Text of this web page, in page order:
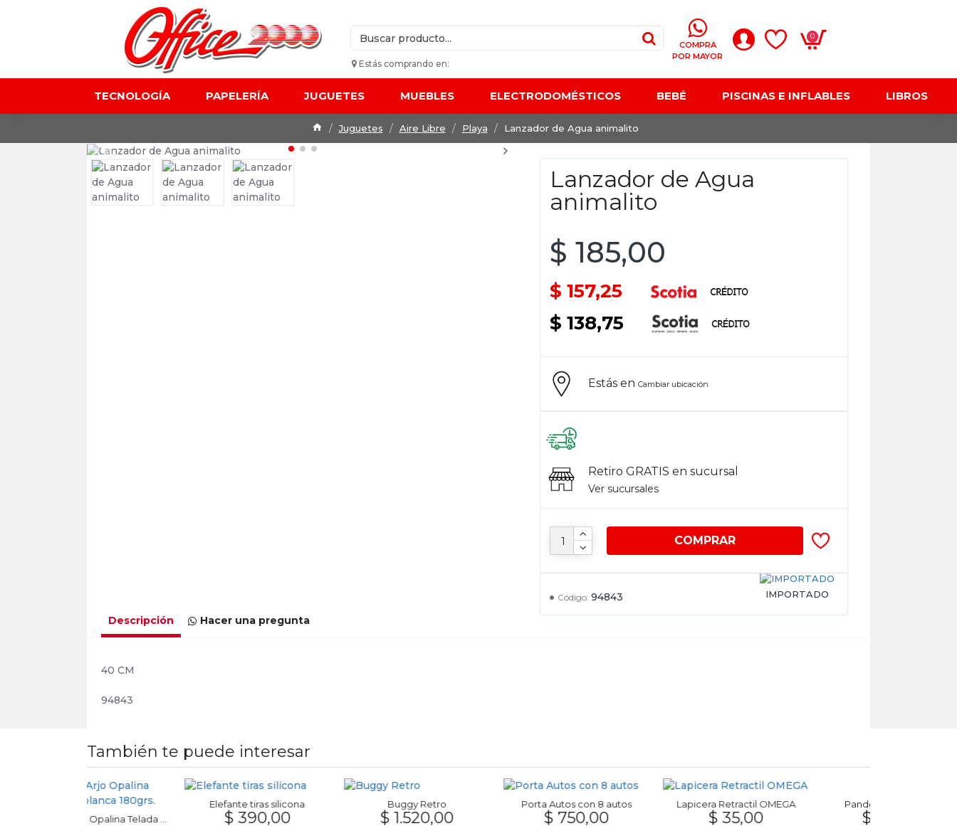
Estás comprando en:
COMPRA
POR MAYOR
0
TECNOLOGÍA PAPELERÍA JUGUETES MUEBLES ELECTRODOMÉSTICOS BEBÉ PISCINAS E INFLABLES LIBROS
Juguetes Aire Libre Playa Lanzador de Agua animalito
Lanzador de Agua
animalito
Código: 94843 IMPORTADO
$ 185,00
$ 157,25
$ 138,75
COMPRAR
Estás enCambiar ubicación
Retiro GRATIS en sucursal
Ver sucursales
Descripción Hacer una pregunta
40 CM
94843
También te puede interesar
Elefante tiras silicona
$ 390,00
Buggy Retro Porta Autos con 8 autos Lapicera Retractil OMEGA Pandereta en Madera